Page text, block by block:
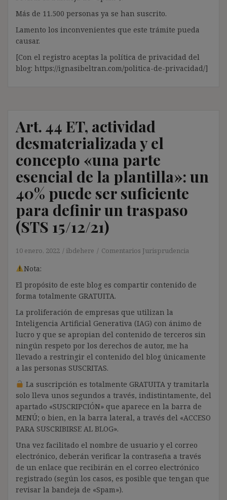
Más de 11.500 personas ya se han suscrito.
Lamento los inconvenientes que este trámite pueda
causar.
[Con el registro aceptas la política de privacidad del
blog: https://ignasibeltran.com/politica-de-privacidad/]
Art. 44 ET, actividad
desmaterializada y el
concepto «una parte
esencial de la plantilla»: un
40% puede ser suficiente
para definir un traspaso
(STS 15/12/21)
10 enero, 2022 ibdehere Comentarios Jurisprudencia
Nota:
El propósito de este blog es compartir contenido de
forma totalmente GRATUITA.
La proliferación de empresas que utilizan la
Inteligencia Artificial Generativa (IAG) con ánimo de
lucro y que se apropian del contenido de terceros sin
ningún respeto por los derechos de autor, me ha
llevado a restringir el contenido del blog únicamente
a las personas SUSCRITAS.
La suscripción es totalmente GRATUITA y tramitarla
solo lleva unos segundos a través, indistintamente, del
apartado «SUSCRIPCIÓN» que aparece en la barra de
MENÚ; o bien, en la barra lateral, a través del «ACCESO
PARA SUSCRIBIRSE AL BLOG».
Una vez facilitado el nombre de usuario y el correo
electrónico, deberán verificar la contraseña a través
de un enlace que recibirán en el correo electrónico
registrado (según los casos, es posible que tengan que
revisar la bandeja de «Spam»).